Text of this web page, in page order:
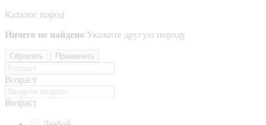
Каталог пород
Ничего не найдено Укажите другую породу
Сбросить Применить
Возраст
Возраст